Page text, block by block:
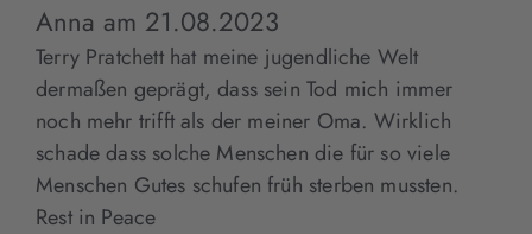
Anna am 21.08.2023
Terry Pratchett hat meine jugendliche Welt
dermaßen geprägt, dass sein Tod mich immer
noch mehr trifft als der meiner Oma. Wirklich
schade dass solche Menschen die für so viele
Menschen Gutes schufen früh sterben mussten.
Rest in Peace